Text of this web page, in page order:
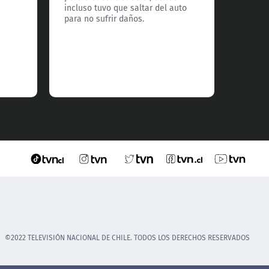
incluso tuvo que saltar del auto
para no sufrir daños.
©2022 TELEVISIÓN NACIONAL DE CHILE. TODOS LOS DERECHOS RESERVADOS